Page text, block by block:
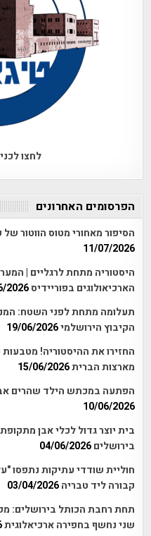
לחצו
הפרסומים האחרונים
הסיפור מאחורי מטוס הווטור
11/07/2026
היסטוריה מתחת לרגליים |
הארכיאולוגים בפוריידיס2026
תעלומה מתחת לפני השטח:
הקיבוץ הירושלמי19/06/2026
החזירו את ההיסטוריה!
מארצות הברית15/06/2026
הפתעה במכתש הילד שהרים אבן
10/06/2026
בית יוצר גדול לכלי אבן
בירושלים 04/06/2026
חוליית שודדי עתיקות
קבורה ליד טבריה 03/04/2026
תחת רחבת הכותל בירושלים:
שני נחשף בחפירה ארכיאלוגית